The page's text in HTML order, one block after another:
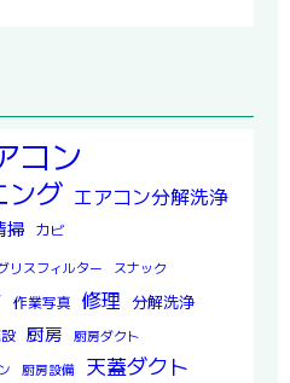
コン
ング エアコン分解洗浄
掃 カビ
リスフィルター スナック
作業写真 修理 分解洗浄
厨房 厨房ダクト
厨房設備 天蓋ダクト